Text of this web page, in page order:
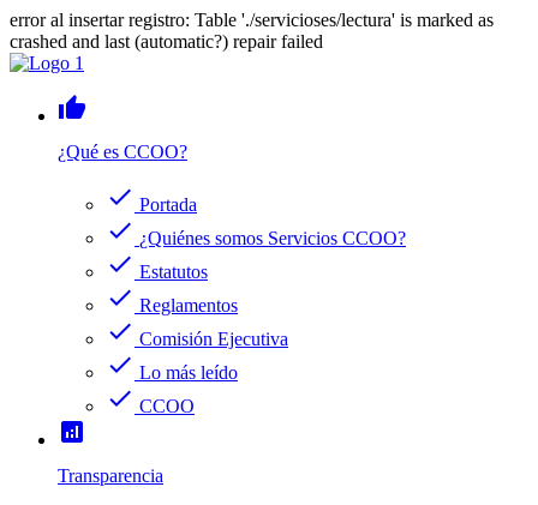
error al insertar registro: Table './servicioses/lectura' is marked as
crashed and last (automatic?) repair failed
thumb_up
¿Qué es CCOO?
check Portada
check ¿Quiénes somos Servicios CCOO?
check Estatutos
check Reglamentos
check Comisión Ejecutiva
check Lo más leído
check CCOO
analytics
Transparencia